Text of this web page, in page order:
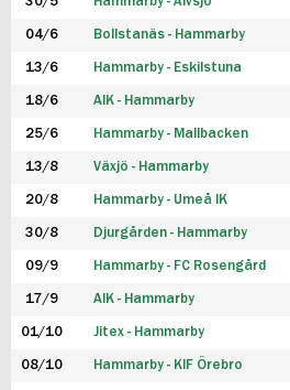
04/6 Bollstanäs - Hammarby
13/6 Hammarby - Eskilstuna
18/6 AIK - Hammarby
25/6 Hammarby - Mallbacken
13/8 Växjö - Hammarby
20/8 Hammarby - Umeå IK
30/8 Djurgården - Hammarby
09/9 Hammarby - FC Rosengård
17/9 AIK - Hammarby
01/10 Jitex - Hammarby
08/10 Hammarby - KIF Örebro